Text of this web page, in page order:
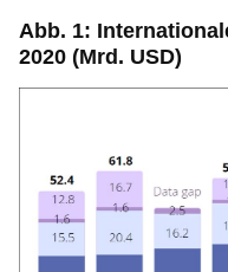
Abb. 1:
2020 (Mrd. USD)